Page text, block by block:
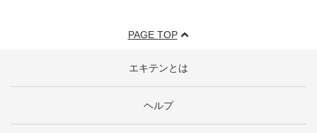
PAGE TOP
エキテンとは
ヘルプ